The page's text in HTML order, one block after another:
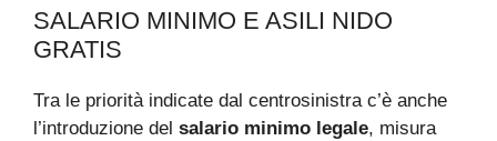
SALARIO MINIMO E ASILI NIDO
GRATIS
Tra le priorità indicate dal centrosinistra c’è anche
l’introduzione del salario minimo legale, misura